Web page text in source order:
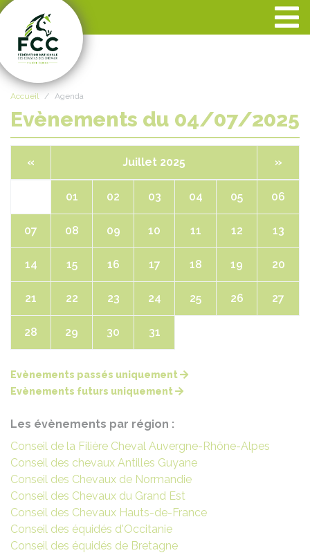
Accueil Agenda
Evènements du 04/07/2025
« Juillet 2025 »
01 02 03 04 05 06
07 08 09 10 11 12 13
14 15 16 17 18 19 20
21 22 23 24 25 26 27
28 29 30 31
Evènements passés uniquement
Evènements futurs uniquement
Les évènements par région :
Conseil de la Filière Cheval Auvergne-Rhône-Alpes
Conseil des chevaux Antilles Guyane
Conseil des Chevaux de Normandie
Conseil des Chevaux du Grand Est
Conseil des Chevaux Hauts-de-France
Conseil des équidés d'Occitanie
Conseil des équidés de Bretagne
Panneau de gestion des cookies